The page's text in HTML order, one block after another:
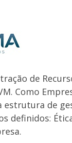
de
Como
estrutura de